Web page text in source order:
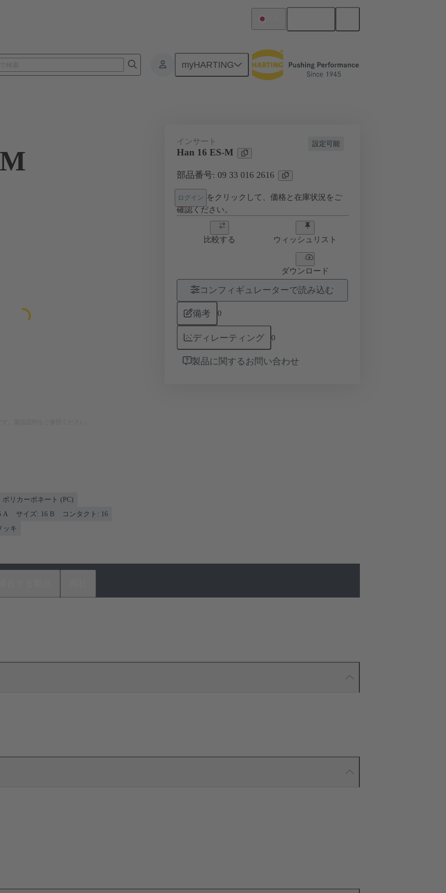
myHARTING
モノブロックインサート 産業アプリケーション用 電流：16A以下
設定可能
インサート
Han 16 ES-M
部品番号: 09 33 016 2616
ログイン をクリックして、価格と在庫状況をご
確認ください。
比較する ウィッシュリスト
ダウンロード
コンフィギュレーターで読み込む
備考 0
ディレーティング 0
製品に関するお問い合わせ
ポリカーボネート (PC)
A サイズ: 16 B
コンタクト: 16
ッキ